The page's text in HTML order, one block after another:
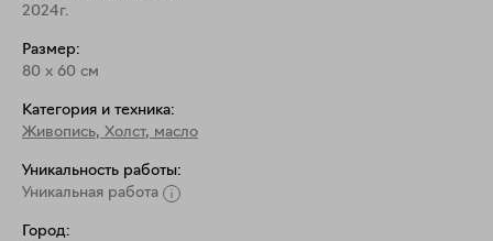
2024г.
Размер:
80 x 60 см
Категория и техника:
Живопись, Холст, масло
Уникальность работы:
Уникальная работа
Город: